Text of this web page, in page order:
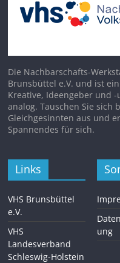
Die Nachbarschafts-
Brunsbüttel e.V. und ist
Kreative, Ideengeber und
analog. Tauschen Sie sich
Gleichgesinnten aus und
Spannendes für sich.
Links
VHS Brunsbüttel
e.V.
VHS
Landesverband
Schleswig-Holstein
ung